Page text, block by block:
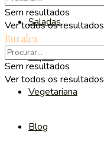
Saladas
Sopas
Vegetariana
Blog
Sem resultados
Ver todos os resultados
Ruralea
Sem resultados
Ver todos os resultados